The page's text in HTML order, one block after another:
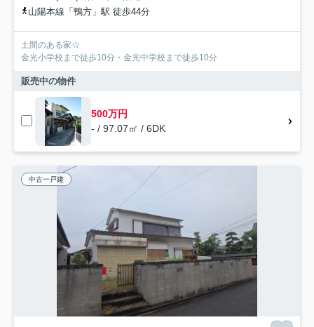
山陽本線「鴨方」駅 徒歩44分
土間のある家☆
金光小学校まで徒歩10分・金光中学校まで徒歩10分
販売中の物件
500万円
- / 97.07㎡ / 6DK
中古一戸建